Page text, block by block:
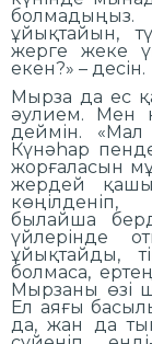
ұйықтайын,
жерге жеке
екен?» – десін.
Мырза да ес
әулием. Мен
деймін.
Күнәһар
жорғаласын
жердей
былайша
үйлерінде
ұйықтайды,
болмаса,
Мырзаны өзі
Ел аяғы
да, жан да